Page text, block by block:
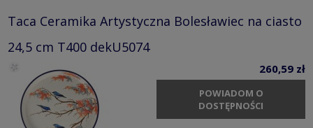
Taca Ceramika Artystyczna Bolesławiec na ciasto
24,5 cm T400 dekU5074
260,59 zł
POWIADOM O
DOSTĘPNOŚCI